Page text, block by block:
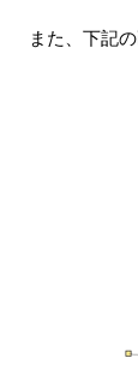
また、下記